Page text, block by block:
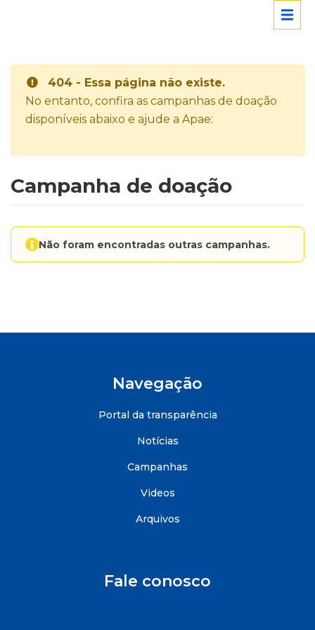
404 - Essa página não existe.
No entanto, confira as campanhas de doação
disponíveis abaixo e ajude a Apae:
Campanha de doação
Não foram encontradas outras campanhas.
Navegação
Portal da transparência
Notícias
Campanhas
Videos
Arquivos
Fale conosco